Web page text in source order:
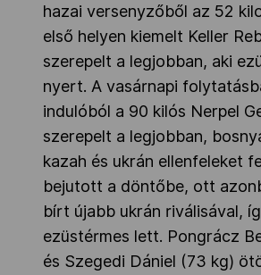
hazai versenyzőből az 52
első helyen kiemelt Keller
szerepelt a legjobban, aki
nyert. A vasárnapi
indulóból a 90 kilós Nerpel
szerepelt a legjobban,
kazah és ukrán ellenfeleket
bejutott a döntőbe, ott
bírt újabb ukrán riválisával,
ezüstérmes lett. Pongrácz
és Szegedi Dániel (73 kg)